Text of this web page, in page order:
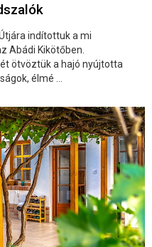
indítottuk a mi
Abádi Kikötőben.
ötvöztük a hajó nyújtotta
élmé ...